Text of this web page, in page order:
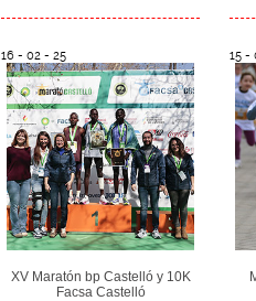
16 - 02 - 25
XV Maratón bp Castelló y 10K
Facsa Castelló
15 -